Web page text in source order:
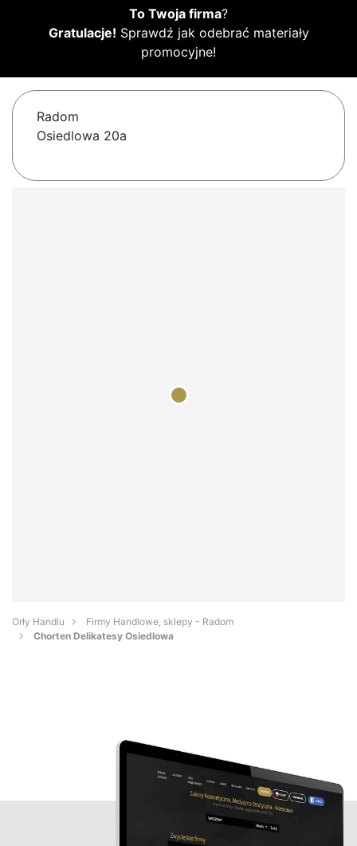
To Twoja firma?
Gratulacje! Sprawdź jak odebrać materiały
promocyjne!
Radom
Osiedlowa 20a
Orły Handlu
Firmy Handlowe, sklepy - Radom
Chorten Delikatesy Osiedlowa